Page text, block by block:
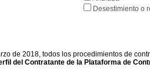
Desestimiento o
de 2018, todos los procedimientos de
del Contratante de la Plataforma de